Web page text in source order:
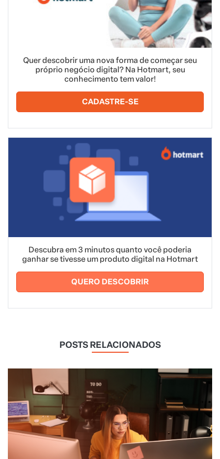
Quer descobrir uma nova forma de começar seu
próprio negócio digital? Na Hotmart, seu
conhecimento tem valor!
CADASTRE-SE
Descubra em 3 minutos quanto você poderia
ganhar se tivesse um produto digital na Hotmart
QUERO DESCOBRIR
POSTS RELACIONADOS